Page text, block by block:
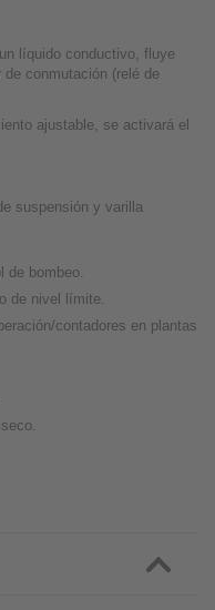
líquido conductivo, fluye
conmutación (relé de
ajustable, se activará el
suspensión y varilla
bombeo.
nivel límite.
contadores en plantas